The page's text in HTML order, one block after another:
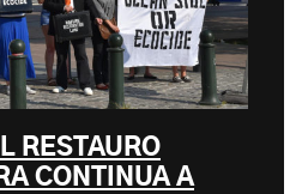
RESTAURO
CONTINUA A